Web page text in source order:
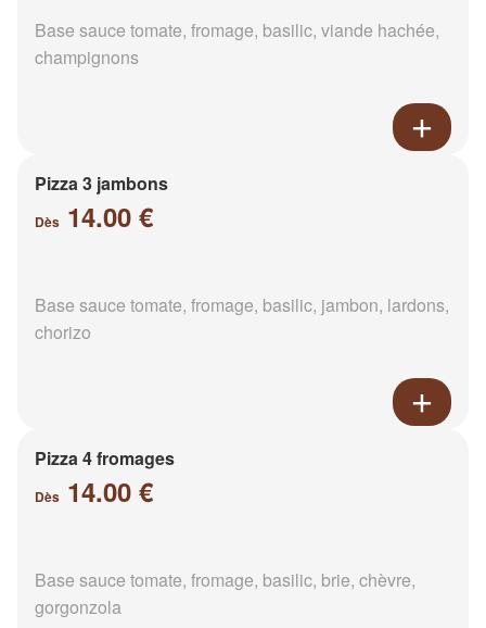
Base sauce tomate, fromage, basilic, viande hachée,
champignons
Pizza 3 jambons
Dès 14.00 €
Base sauce tomate, fromage, basilic, jambon, lardons,
chorizo
Pizza 4 fromages
Dès 14.00 €
Base sauce tomate, fromage, basilic, brie, chèvre,
gorgonzola